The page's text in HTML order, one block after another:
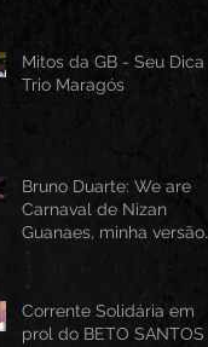
Mitos da GB - Seu Dica -
Trio Maragós
Bruno Duarte: We are
Carnaval de Nizan
Guanaes, minha versão
Corrente Solidária em
prol do BETO SANTOS